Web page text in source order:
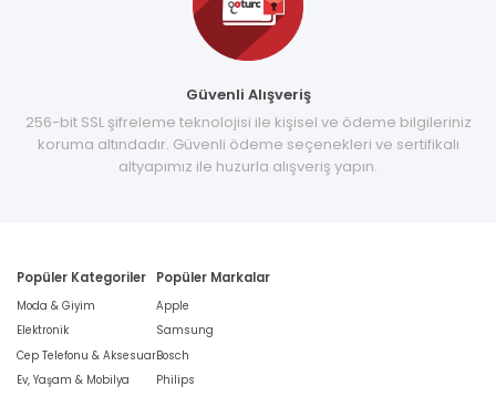
Güvenli Alışveriş
256-bit SSL şifreleme teknolojisi ile kişisel ve ödeme bilgileriniz
koruma altındadır. Güvenli ödeme seçenekleri ve sertifikalı
altyapımız ile huzurla alışveriş yapın.
Popüler Kategoriler
Moda & Giyim
Elektronik
Cep Telefonu & Aksesuar
Ev, Yaşam & Mobilya
Popüler Markalar
Apple
Samsung
Bosch
Philips